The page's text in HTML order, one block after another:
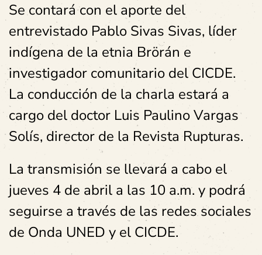
Se contará con el aporte del
entrevistado Pablo Sivas Sivas, líder
indígena de la etnia Brörán e
investigador comunitario del CICDE.
La conducción de la charla estará a
cargo del doctor Luis Paulino Vargas
Solís, director de la Revista Rupturas.
La transmisión se llevará a cabo el
jueves 4 de abril a las 10 a.m. y podrá
seguirse a través de las redes sociales
de Onda UNED y el CICDE.